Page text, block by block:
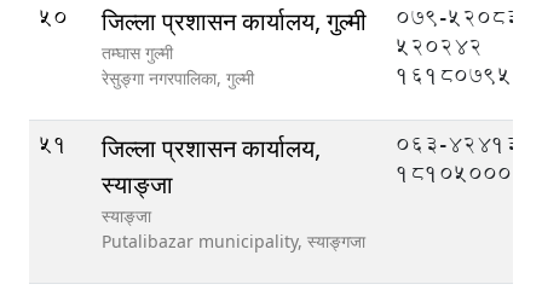
50 जिल्ला प्रशासन कार्यालय, गुल्मी
तम्घास गुल्मी
रेसुङ्गा नगरपालिका, गुल्मी
079-
520242
51
जिल्ला प्रशासन कार्यालय,
स्याङ्जा
स्याङ्जा
Putalibazar municipality, स्याङ्गजा
063-424133